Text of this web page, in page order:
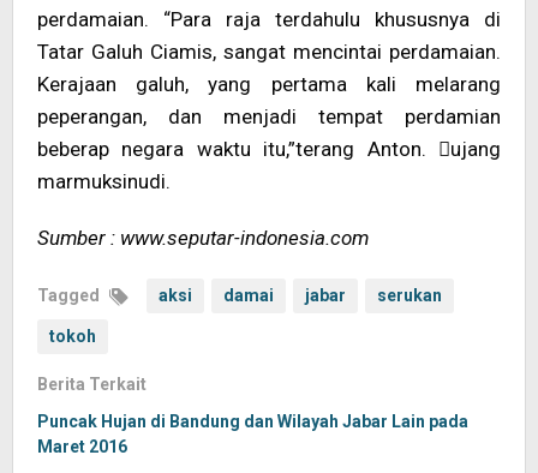
perdamaian. “Para raja terdahulu khususnya di
Tatar Galuh Ciamis, sangat mencintai perdamaian.
Kerajaan galuh, yang pertama kali melarang
peperangan, dan menjadi tempat perdamian
beberap negara waktu itu,”terang Anton. ujang
marmuksinudi.
Sumber : www.seputar-indonesia.com
Tagged aksi damai jabar serukan
tokoh
Berita Terkait
Puncak Hujan di Bandung dan Wilayah Jabar Lain pada
Maret 2016